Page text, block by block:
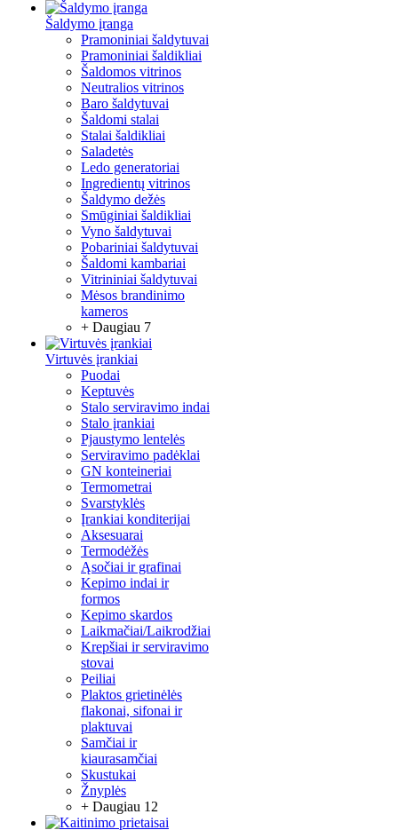
Šaldymo įranga
Pramoniniai šaldytuvai
Pramoniniai šaldikliai
Šaldomos vitrinos
Neutralios vitrinos
Baro šaldytuvai
Šaldomi stalai
Stalai šaldikliai
Saladetės
Ledo generatoriai
Ingredientų vitrinos
Šaldymo dežės
Smūginiai šaldikliai
Vyno šaldytuvai
Pobariniai šaldytuvai
Šaldomi kambariai
Vitrininiai šaldytuvai
Mėsos brandinimo
kameros
+ Daugiau 7
Virtuvės įrankiai
Puodai
Keptuvės
Stalo serviravimo indai
Stalo įrankiai
Pjaustymo lentelės
Serviravimo padėklai
GN konteineriai
Termometrai
Svarstyklės
Įrankiai konditerijai
Aksesuarai
Termodėžės
Ąsočiai ir grafinai
Kepimo indai ir
formos
Kepimo skardos
Laikmačiai/Laikrodžiai
Krepšiai ir serviravimo
stovai
Peiliai
Plaktos grietinėlės
flakonai, sifonai ir
plaktuvai
Samčiai ir
kiaurasamčiai
Skustukai
Žnyplės
+ Daugiau 12